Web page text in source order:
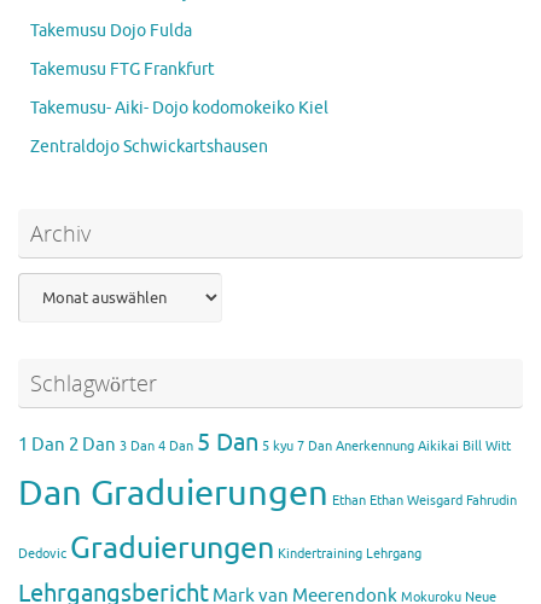
Takemusu Dojo Fulda
Takemusu FTG Frankfurt
Takemusu- Aiki- Dojo kodomokeiko Kiel
Zentraldojo Schwickartshausen
Archiv
Schlagwörter
1 Dan 2 Dan 3 Dan 4 Dan 5 Dan 5 kyu 7 Dan Anerkennung Aikikai Bill Witt
Dan Graduierungen Ethan Ethan Weisgard Fahrudin
Dedovic Graduierungen Kindertraining Lehrgang
Lehrgangsbericht Mark van Meerendonk Mokuroku Neue